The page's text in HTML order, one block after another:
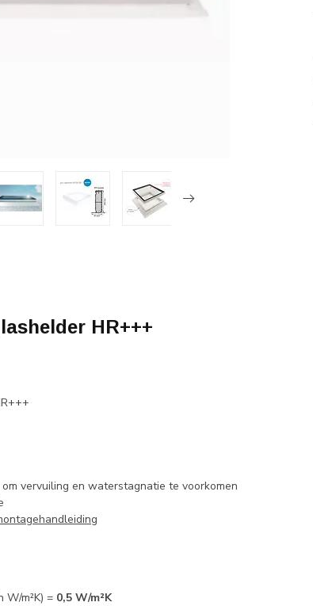
HR+++
vervuiling en waterstagnatie te voorkomen
m²K) = 0,5 W/m²K